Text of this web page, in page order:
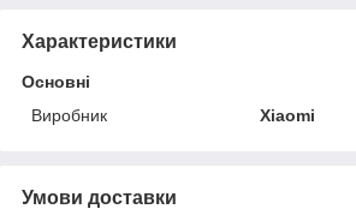
Характеристики
Основні
Виробник
Xiaomi
Умови доставки